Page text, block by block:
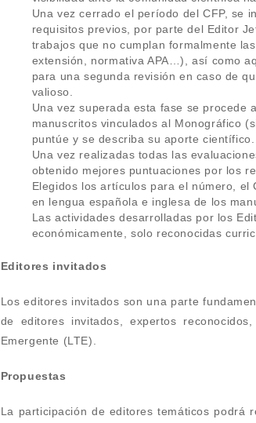
Una vez cerrado el período del CFP, se
requisitos previos, por parte del Editor
trabajos que no cumplan formalmente
extensión, normativa APA…), así como
para una segunda revisión en caso de
valioso.
Una vez superada esta fase se procede
manuscritos vinculados al Monográfico
puntúe y se describa su aporte científico.
Una vez realizadas todas las
obtenido mejores puntuaciones por los
Elegidos los artículos para el número, el
en lengua española e inglesa de los
Las actividades desarrolladas por los
económicamente, solo reconocidas
Editores invitados
Los editores invitados son una parte
de editores invitados, expertos
Emergente (LTE).
Propuestas
La participación de editores temáticos podrá